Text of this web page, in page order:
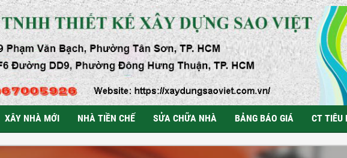
XÂY NHÀ MỚI NHÀ TIỀN CHẾ SỬA CHỮA NHÀ BẢNG BÁO GIÁ CT TIÊU